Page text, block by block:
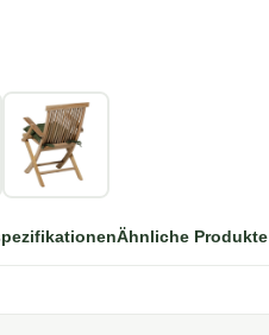
Ähnliche Produkte